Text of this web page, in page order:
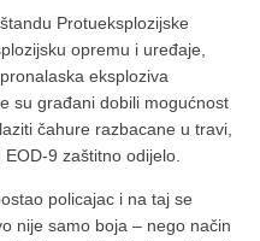
Protueksplozijske
opremu i uređaje,
eksploziva
su građani dobili mogućnost
čahure razbacane u travi,
9 zaštitno odijelo.
policajac i na taj se
nije samo boja – nego način